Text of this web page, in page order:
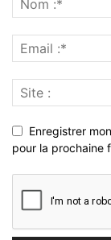
Enregistrer
pour la prochaine